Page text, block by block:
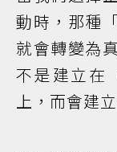
動時，那種
就會轉變為
不是建立在
上，而會建